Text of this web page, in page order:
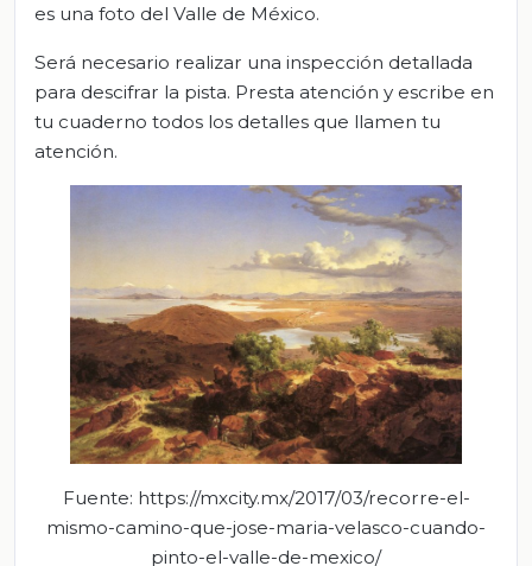
es una foto del Valle de México.
Será necesario realizar una inspección detallada
para descifrar la pista. Presta atención y escribe en
tu cuaderno todos los detalles que llamen tu
atención.
Fuente: https://mxcity.mx/2017/03/recorre-el-
mismo-camino-que-jose-maria-velasco-cuando-
pinto-el-valle-de-mexico/